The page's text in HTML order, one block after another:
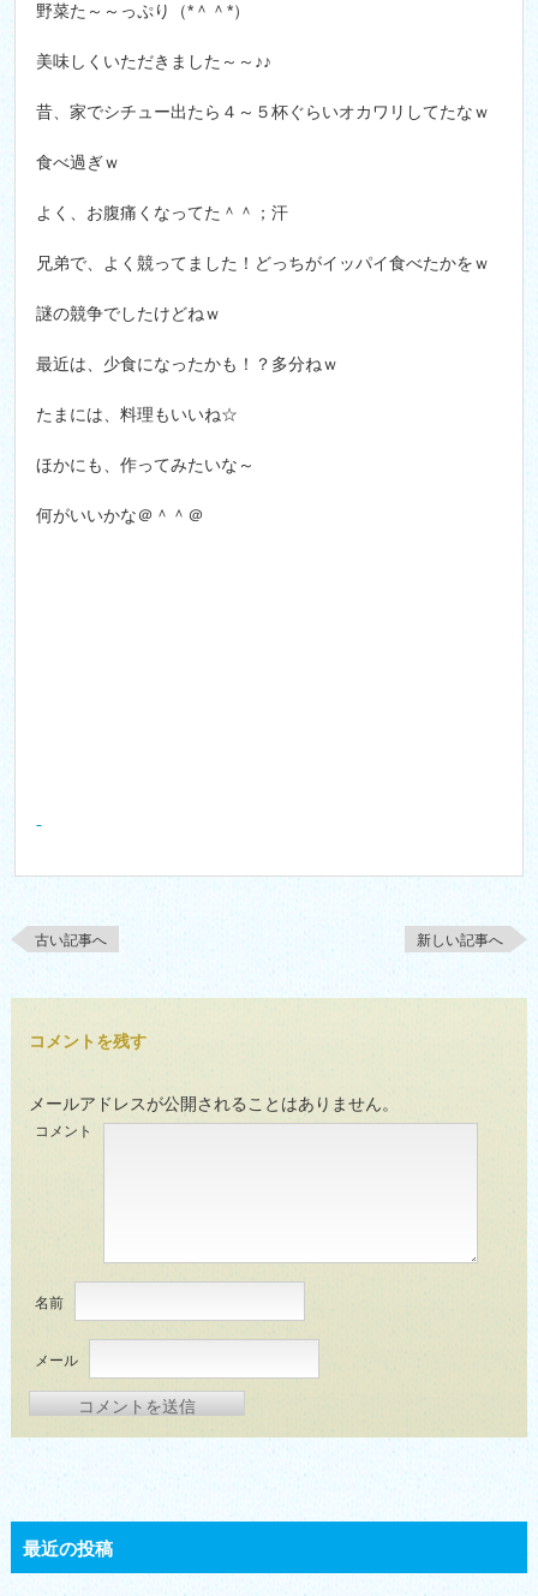
野菜た～～っぷり（*＾＾*）
美味しくいただきました～～♪♪
昔、家でシチュー出たら４～５杯ぐらいオカワリしてたなｗ
食べ過ぎｗ
よく、お腹痛くなってた＾＾；汗
兄弟で、よく競ってました！どっちがイッパイ食べたかをｗ
謎の競争でしたけどねｗ
最近は、少食になったかも！？多分ねｗ
たまには、料理もいいね☆
ほかにも、作ってみたいな～
何がいいかな＠＾＾＠
古い記事へ 新しい記事へ
コメントを残す
メールアドレスが公開されることはありません。
コメント
名前
メール
最近の投稿